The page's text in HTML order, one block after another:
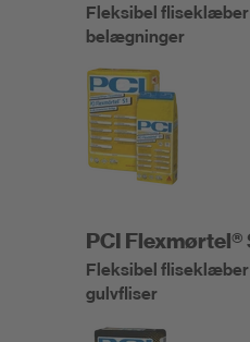
Fleksibel fliseklæber
belægninger
PCI Flexmørtel®
Fleksibel
gulvfliser